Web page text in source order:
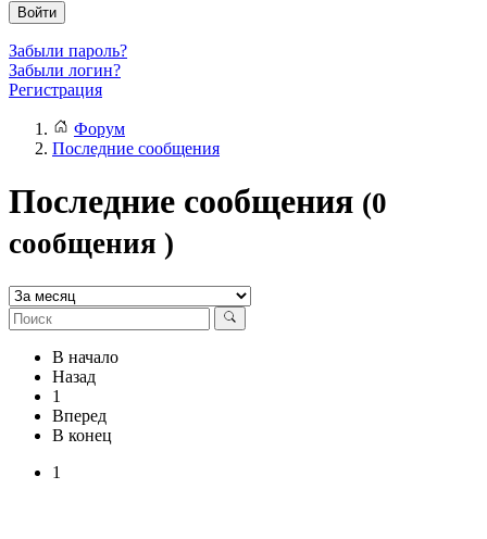
Войти
Забыли пароль?
Забыли логин?
Регистрация
Форум
Последние сообщения
Последние сообщения (0
сообщения )
В начало
Назад
1
Вперед
В конец
1